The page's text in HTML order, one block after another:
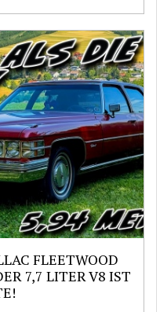
FLEETWOOD
7,7 LITER V8 IST